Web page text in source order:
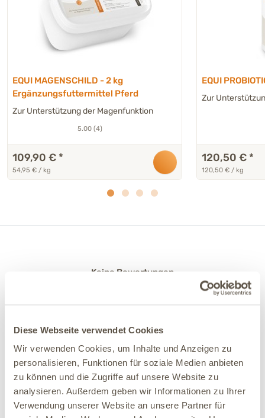
Diese Webseite verwendet Cookies
Wir verwenden Cookies, um Inhalte und Anzeigen zu
personalisieren, Funktionen für soziale Medien anbieten
zu können und die Zugriffe auf unsere Website zu
analysieren. Außerdem geben wir Informationen zu Ihrer
Verwendung unserer Website an unsere Partner für
EQUI MAGENSCHILD - 2 kg
Ergänzungsfuttermittel Pferd
Zur Unterstützung der Magenfunktion
5.00 (4)
109,90 € *
54,95 € / kg
EQUI
Zur
120,50 € *
120,50 € / kg
Keine Bewertungen
3 0
2 0
1 0
Kundenbewertungen